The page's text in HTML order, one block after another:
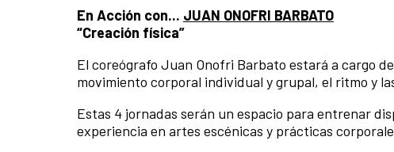
En Acción con... JUAN ONOFRI BARBATO
“Creación física”
El coreógrafo Juan Onofri Barbato estará a cargo
movimiento corporal individual y grupal, el ritmo y
Estas 4 jornadas serán un espacio para entrenar
experiencia en artes escénicas y prácticas